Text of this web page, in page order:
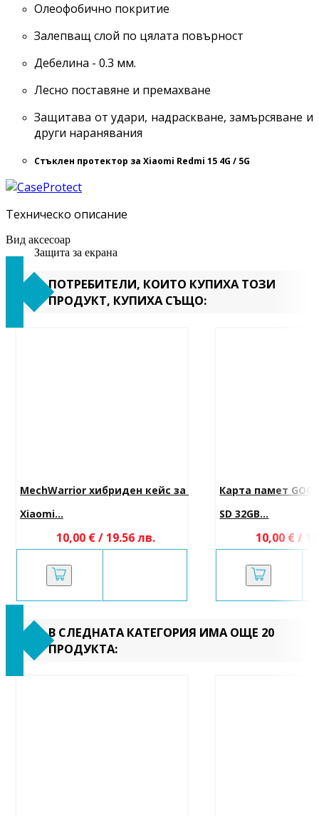
Олеофобично покритие
Залепващ слой по цялата повърност
Дебелина - 0.3 мм.
Лесно поставяне и премахване
Защитава от удари, надраскване, замърсяване и
други наранявания
Стъклен протектор за Xiaomi Redmi 15 4G / 5G
Техническо описание
Вид аксесоар
Защита за екрана
ПОТРЕБИТЕЛИ, КОИТО КУПИХА ТОЗИ
ПРОДУКТ, КУПИХА СЪЩО:
MechWarrior хибриден кейс за
Xiaomi...
10,00 € / 19.56 лв.
Карта памет
SD 32GB...
10,00 € /
В СЛЕДНАТА КАТЕГОРИЯ ИМА ОЩЕ 20
ПРОДУКТА: